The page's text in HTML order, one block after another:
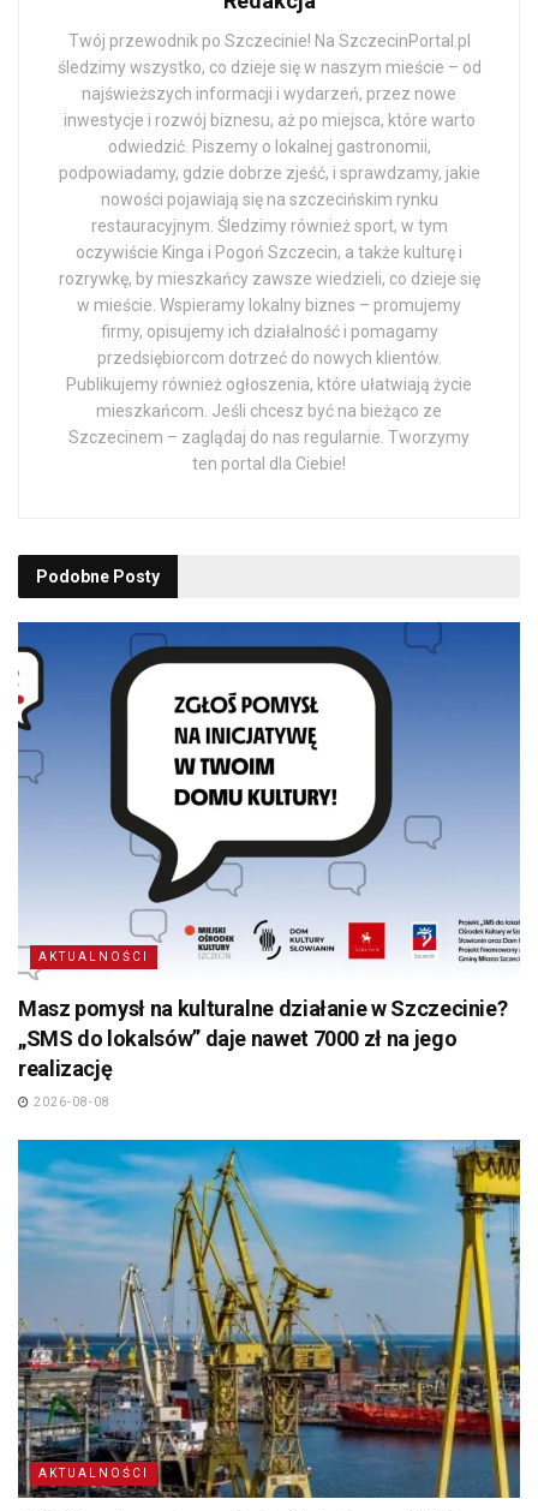
Twój przewodnik po Szczecinie! Na SzczecinPortal.pl
śledzimy wszystko, co dzieje się w naszym mieście – od
najświeższych informacji i wydarzeń, przez nowe
inwestycje i rozwój biznesu, aż po miejsca, które warto
odwiedzić. Piszemy o lokalnej gastronomii,
podpowiadamy, gdzie dobrze zjeść, i sprawdzamy, jakie
nowości pojawiają się na szczecińskim rynku
restauracyjnym. Śledzimy również sport, w tym
oczywiście Kinga i Pogoń Szczecin, a także kulturę i
rozrywkę, by mieszkańcy zawsze wiedzieli, co dzieje się
w mieście. Wspieramy lokalny biznes – promujemy
firmy, opisujemy ich działalność i pomagamy
przedsiębiorcom dotrzeć do nowych klientów.
Publikujemy również ogłoszenia, które ułatwiają życie
mieszkańcom. Jeśli chcesz być na bieżąco ze
Szczecinem – zaglądaj do nas regularnie. Tworzymy
ten portal dla Ciebie!
Podobne Posty
AKTUALNOŚCI
Masz pomysł na kulturalne działanie w Szczecinie?
„SMS do lokalsów” daje nawet 7000 zł na jego
realizację
2026-08-08
AKTUALNOŚCI